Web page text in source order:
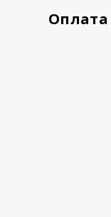
Оплата